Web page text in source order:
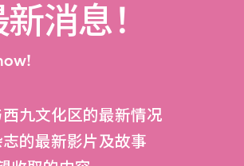
消息！
九文化区的最新情况
的最新影片及故事